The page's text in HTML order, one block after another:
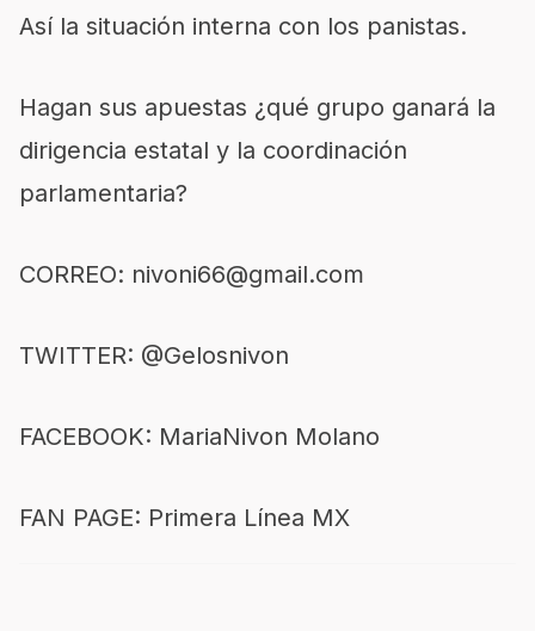
Así la situación interna con los panistas.
Hagan sus apuestas ¿qué grupo ganará la
dirigencia estatal y la coordinación
parlamentaria?
CORREO: nivoni66@gmail.com
TWITTER: @Gelosnivon
FACEBOOK: MariaNivon Molano
FAN PAGE: Primera Línea MX